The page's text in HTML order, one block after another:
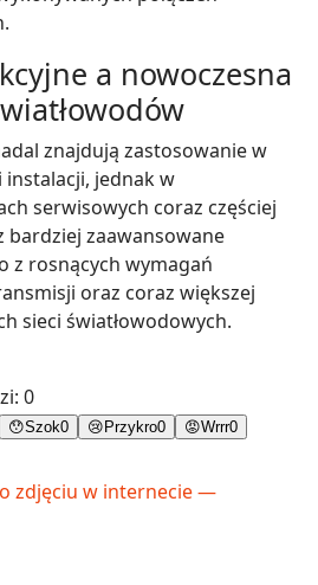
a nowoczesna
znajdują zastosowanie w
jednak w
serwisowych coraz częściej
bardziej zaawansowane
z rosnących wymagań
oraz coraz większej
sieci światłowodowych.
0
😯Szok0 😢 Przykro0 😡Wrrr0